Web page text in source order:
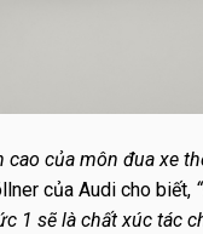
cao của môn đua xe
của Audi cho biết,
1 sẽ là chất xúc tác